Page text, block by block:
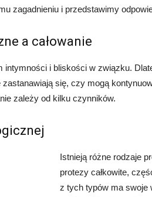
zagadnieniu i przedstawimy
a całowanie
intymności i bliskości w związku.
się, czy mogą
zależy od kilku czynników.
Istnieją różne rodzaje
protezy całkowite,
z tych typów ma swoje